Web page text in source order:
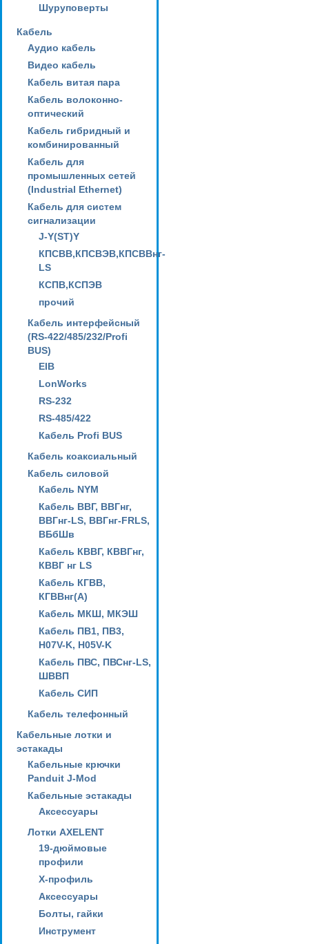
Шуруповерты
Кабель
Аудио кабель
Видео кабель
Кабель витая пара
Кабель волоконно-
оптический
Кабель гибридный и
комбинированный
Кабель для
промышленных сетей
(Industrial Ethernet)
Кабель для систем
сигнализации
J-Y(ST)Y
КПСВВ,КПСВЭВ,КПСВВнг-
LS
КСПВ,КСПЭВ
прочий
Кабель интерфейсный
(RS-422/485/232/Profi
BUS)
EIB
LonWorks
RS-232
RS-485/422
Кабель Profi BUS
Кабель коаксиальный
Кабель силовой
Кабель NYM
Кабель ВВГ, ВВГнг,
ВВГнг-LS, ВВГнг-FRLS,
ВБбШв
Кабель КВВГ, КВВГнг,
КВВГ нг LS
Кабель КГВВ,
КГВВнг(А)
Кабель МКШ, МКЭШ
Кабель ПВ1, ПВ3,
H07V-K, H05V-K
Кабель ПВС, ПВСнг-LS,
ШВВП
Кабель СИП
Кабель телефонный
Кабельные лотки и
эстакады
Кабельные крючки
Panduit J-Mod
Кабельные эстакады
Аксессуары
Лотки AXELENT
19-дюймовые
профили
X-профиль
Аксессуары
Болты, гайки
Инструмент